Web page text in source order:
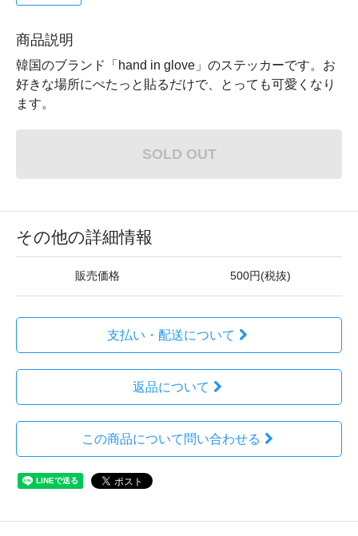
商品説明
韓国のブランド「hand in glove」のステッカーです。お
好きな場所にぺたっと貼るだけで、とっても可愛くなり
ます。
SOLD OUT
その他の詳細情報
販売価格 500円(税抜)
支払い・配送について
返品について
この商品について問い合わせる